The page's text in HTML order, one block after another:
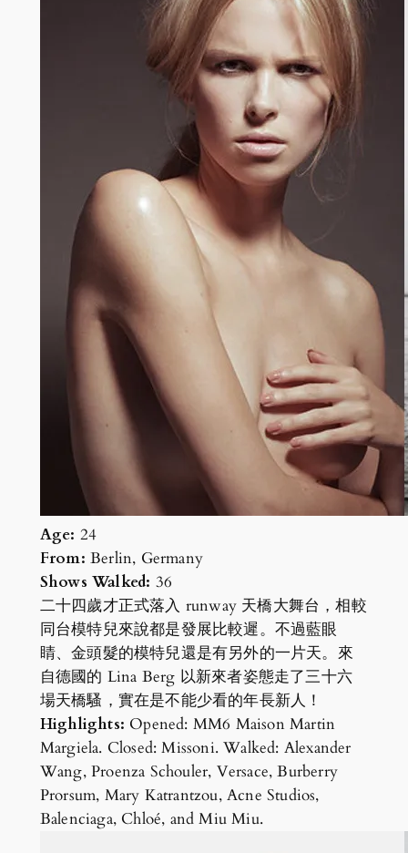
Age: 24
From: Berlin, Germany
Shows Walked: 36
二十四歲才正式落入 runway 天橋大舞台，相較
同台模特兒來說都是發展比較遲。不過藍眼
睛、金頭髮的模特兒還是有另外的一片天。來
自德國的 Lina Berg 以新來者姿態走了三十六
場天橋騷，實在是不能少看的年長新人！
Highlights: Opened: MM6 Maison Martin
Margiela. Closed: Missoni. Walked: Alexander
Wang, Proenza Schouler, Versace, Burberry
Prorsum, Mary Katrantzou, Acne Studios,
Balenciaga, Chloé, and Miu Miu.